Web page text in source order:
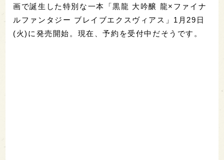
画で誕生した特別な一本「黒龍 大吟醸 龍×ファイナ
ルファンタジー ブレイブエクスヴィアス」1月29日
(火)に発売開始。現在、予約を受付中だそうです。